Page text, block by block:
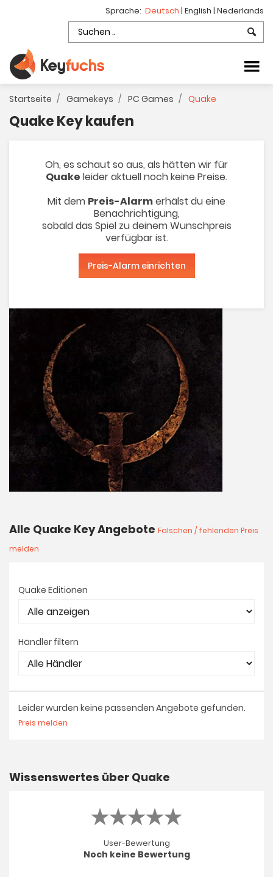
Sprache: Deutsch | English | Nederlands
Startseite Gamekeys PC Games Quake
Quake Key kaufen
Oh, es schaut so aus, als hätten wir für
Quake leider aktuell noch keine Preise.
Mit dem Preis-Alarmerhälst du eine
Benachrichtigung,
sobald das Spiel zu deinem Wunschpreis
verfügbar ist.
Preis-Alarm einrichten
Alle Quake Key Angebote Falschen / fehlenden Preis
melden
Quake Editionen
Händler filtern
Leider wurden keine passenden Angebote gefunden.
Preis melden
Wissenswertes über Quake
User-Bewertung
Noch keine Bewertung